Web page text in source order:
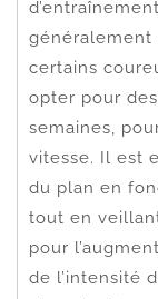
généralement
certains
opter pour
semaines,
vitesse. Il est
du plan en
tout en
pour
de l’intensité